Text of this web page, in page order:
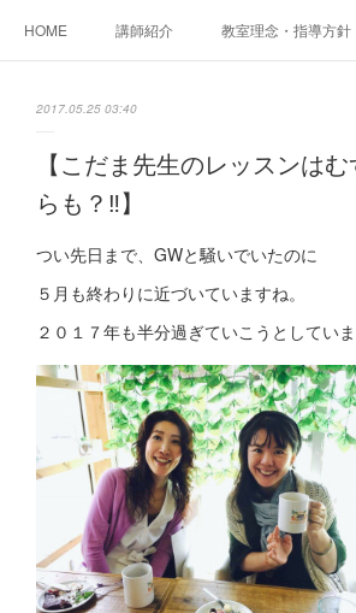
HOME 講師紹介 教室理念・指導方針
ご相談・体験レッスンお申し込み
2017.05.25 03:40
【こだま先生のレッスンは
らも？‼︎】
つい先日まで、GWと騒いでいたのに
５月も終わりに近づいていますね。
２０１７年も半分過ぎていこうとしていま